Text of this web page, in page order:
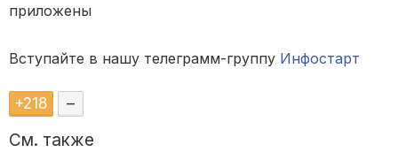
приложены
Вступайте в нашу телеграмм-группу Инфостарт
+218 –
См. также